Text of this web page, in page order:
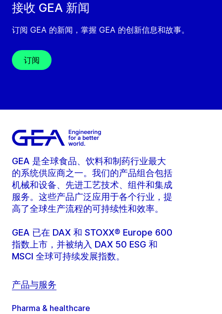
接收 GEA 新闻
订阅 GEA 的新闻，掌握 GEA 的创新信息和故事。
订阅
GEA 是全球食品、饮料和制药行业最大
的系统供应商之一。我们的产品组合包括
机械和设备、先进工艺技术、组件和集成
服务。这些产品广泛应用于各个行业，提
高了全球生产流程的可持续性和效率。
GEA 已在 DAX 和 STOXX® Europe 600
指数上市，并被纳入 DAX 50 ESG 和
MSCI 全球可持续发展指数。
产品与服务
Pharma & healthcare